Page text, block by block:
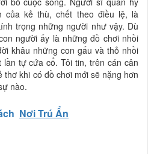
của kẻ thù, chết theo điều lệ, là
trọng những người như vậy. Dù
người ấy là những đồ chơi nhồi
khâu những con gấu và thỏ nhồi
tự cứa cổ. Tôi tin, trên cán cân
thơ khi có đồ chơi mới sẽ nặng hơn
nào.
Nơi Trú Ẩn